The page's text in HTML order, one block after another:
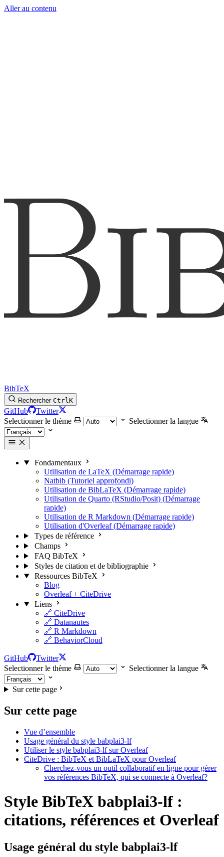
Aller au contenu
BibTeX
Rechercher CtrlK
GitHub
Twitter
Selectionner le thème
Selectionner la langue
Fondamentaux
Utilisation de LaTeX (Démarrage rapide)
Natbib (Tutoriel approfondi)
Utilisation de BibLaTeX (Démarrage rapide)
Utilisation de Quarto (RStudio/Posit) (Démarrage
rapide)
Utilisation de R Markdown (Démarrage rapide)
Utilisation d'Overleaf (Démarrage rapide)
Types de référence
Champs
FAQ BibTeX
Styles de citation et de bibliographie
Ressources BibTeX
Blog
Overleaf + CiteDrive
Liens
🔗 CiteDrive
🔗 Datanautes
🔗 R Markdown
🔗 BehaviorCloud
GitHub
Twitter
Selectionner le thème
Selectionner la langue
Sur cette page
Sur cette page
Vue d’ensemble
Usage général du style babplai3-lf
Utiliser le style babplai3-lf sur Overleaf
CiteDrive : BibTeX et BibLaTeX pour Overleaf
Cherchez-vous un outil collaboratif en ligne pour gérer
vos références BibTeX, qui se connecte à Overleaf?
Style BibTeX babplai3-lf :
citations, références et Overleaf
Usage général du style babplai3-lf